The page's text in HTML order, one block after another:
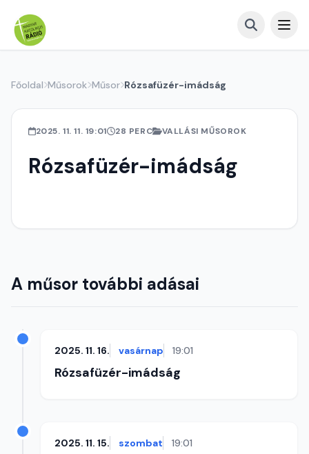
Főoldal Műsorok Műsor Rózsafüzér-imádság
2025. 11. 11. 19:01 28 PERC VALLÁSI MŰSOROK
Rózsafüzér-imádság
A műsor további adásai
2025. 11. 16. vasárnap 19:01
Rózsafüzér-imádság
2025. 11. 15. szombat 19:01